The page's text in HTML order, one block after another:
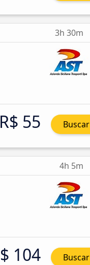
3h 30m
R$ 55 Buscar
4h 5m
104 Buscar